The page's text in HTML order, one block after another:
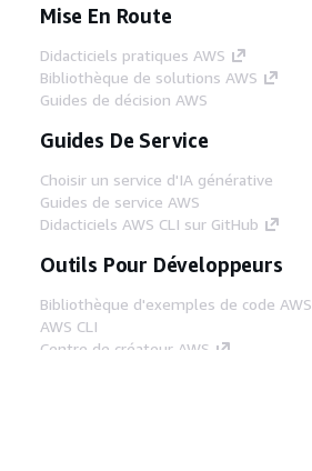
Mise En Route
Didacticiels pratiques AWS
Bibliothèque de solutions AWS
Guides de décision AWS
Guides De Service
Choisir un service d'IA générative
Guides de service AWS
Didacticiels AWS CLI sur GitHub
Outils Pour Développeurs
Bibliothèque d'exemples de code AWS
AWS CLI
Centre de créateur AWS